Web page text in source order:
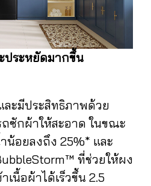
ประหยัดมากขึ้น
ะมีประสิทธิภาพด้วย
ซักผ้าให้สะอาด ในขณะ
น้อยลงถึง 25%* และ
ที่ช่วยให้ผง
เนื้อผ้าได้เร็วขึ้น 2.5